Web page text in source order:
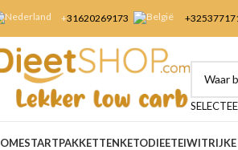
+31620269173 +3253
STARTPAKKETTENKETODIEETEIWITRIJKE